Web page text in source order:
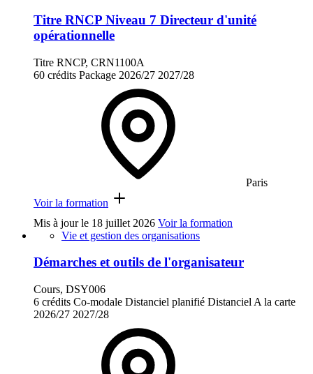
Titre RNCP Niveau 7 Directeur d'unité
opérationnelle
Titre RNCP, CRN1100A
60 crédits Package 2026/27 2027/28
Paris
Voir la formation
Mis à jour le 18 juillet 2026 Voir la formation
Vie et gestion des organisations
Démarches et outils de l'organisateur
Cours, DSY006
6 crédits Co-modale Distanciel planifié Distanciel A la carte
2026/27 2027/28